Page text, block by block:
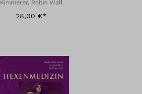
Kimmerer, Robin Wall
28,00 €*